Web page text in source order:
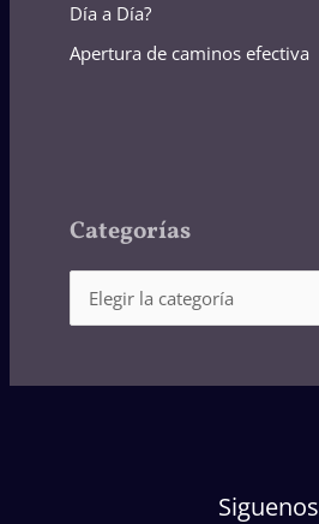
Día a Día?
Apertura de caminos efectiva
Categorías
Siguenos